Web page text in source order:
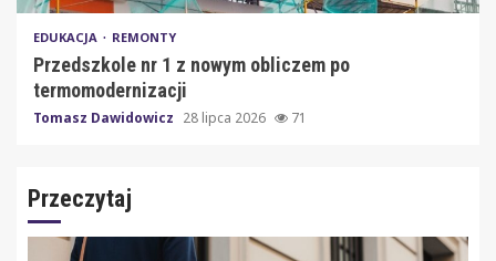
EDUKACJA REMONTY
Przedszkole nr 1 z nowym obliczem po
termomodernizacji
Tomasz Dawidowicz 28 lipca 2026 71
Przeczytaj